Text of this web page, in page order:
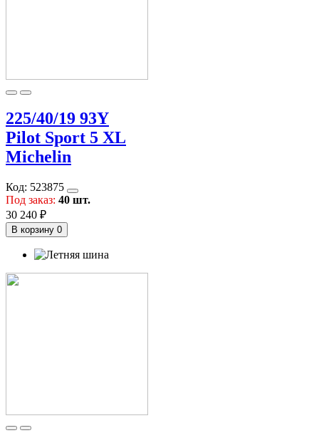
225/40/19 93Y
Pilot Sport 5 XL
Michelin
Код: 523875
Под заказ: 40 шт.
30 240 ₽
В корзину 0